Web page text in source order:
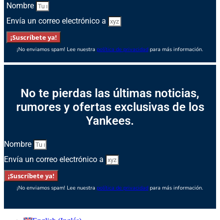
Nombre
Envía un correo electrónico a
¡Suscríbete ya!
¡No enviamos spam! Lee nuestra política de privacidad para más información.
No te pierdas las últimas noticias,
rumores y ofertas exclusivas de los
Yankees.
Nombre
Envía un correo electrónico a
¡Suscríbete ya!
¡No enviamos spam! Lee nuestra política de privacidad para más información.